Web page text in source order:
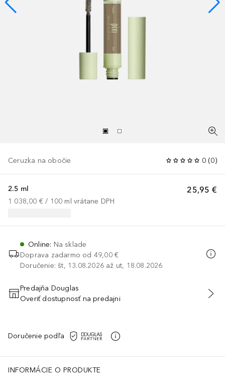
Ceruzka na obočie 0 (0)
25,95 €
2.5 ml
1 038,00 € / 100 ml vrátane DPH
Online: Na sklade
Doprava zadarmo od 49,00 €
Doručenie: št, 13.08.2026 až ut, 18.08.2026
PRIDAŤ DO KOŠÍKA
Predajňa Douglas
Overiť dostupnosť na predajni
Doručenie podľa
INFORMÁCIE O PRODUKTE